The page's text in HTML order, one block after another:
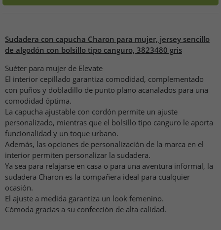
Sudadera con capucha Charon para mujer, jersey sencillo
de algodón con bolsillo tipo canguro, 3823480 gris
Suéter para mujer de Elevate
El interior cepillado garantiza comodidad, complementado
con puños y dobladillo de punto plano acanalados para una
comodidad óptima.
La capucha ajustable con cordón permite un ajuste
personalizado, mientras que el bolsillo tipo canguro le aporta
funcionalidad y un toque urbano.
Además, las opciones de personalización de la marca en el
interior permiten personalizar la sudadera.
Ya sea para relajarse en casa o para una aventura informal, la
sudadera Charon es la compañera ideal para cualquier
ocasión.
El ajuste a medida garantiza un look femenino.
Cómoda gracias a su confección de alta calidad.